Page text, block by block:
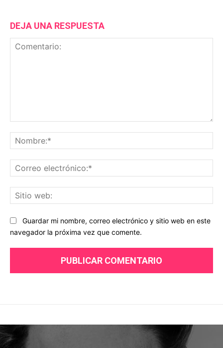
DEJA UNA RESPUESTA
Guardar mi nombre, correo electrónico y sitio web en este
navegador la próxima vez que comente.